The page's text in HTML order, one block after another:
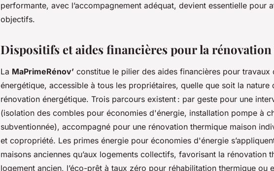
performante, avec l’accompagnement adéquat, devient essentielle pour
objectifs.
Dispositifs et aides financières pour la
La MaPrimeRénov’ constitue le pilier des aides financières pour travaux
énergétique, accessible à tous les propriétaires, quelle que soit la nature
rénovation énergétique. Trois parcours existent : par geste pour une
(isolation des combles pour économies d'énergie, installation pompe à
subventionnée), accompagné pour une rénovation thermique maison
et copropriété. Les primes énergie pour économies d'énergie
maisons anciennes qu’aux logements collectifs, favorisant la rénovation
logement ancien, l’éco-prêt à taux zéro pour réhabilitation thermique ou